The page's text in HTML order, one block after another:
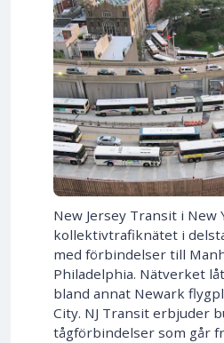
New Jersey Transit i New
kollektivtrafiknätet i
med förbindelser till
Philadelphia. Nätverket
bland annat Newark
City. NJ Transit erbjuder
tågförbindelser som går